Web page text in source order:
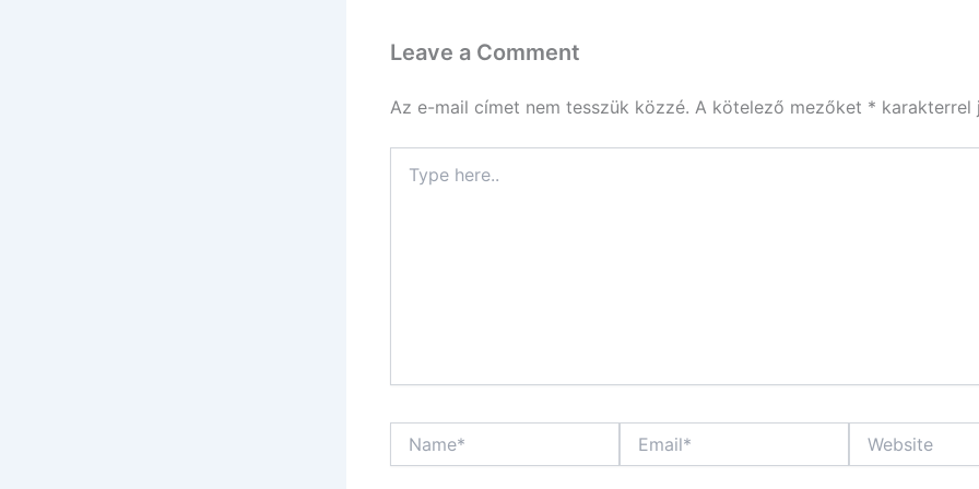
Leave a Comment
Az e-mail címet nem tesszük közzé. A kötelező mezőket * karakterrel
here..